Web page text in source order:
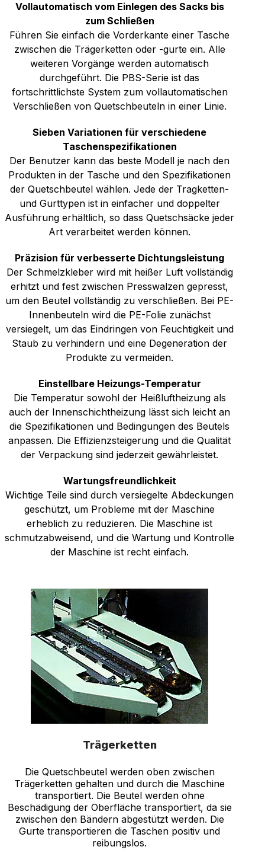
Vollautomatisch vom Einlegen des Sacks bis
zum Schließen
Führen Sie einfach die Vorderkante einer Tasche
zwischen die Trägerketten oder -gurte ein. Alle
weiteren Vorgänge werden automatisch
durchgeführt. Die PBS-Serie ist das
fortschrittlichste System zum vollautomatischen
Verschließen von Quetschbeuteln in einer Linie.
Sieben Variationen für verschiedene
Taschenspezifikationen
Der Benutzer kann das beste Modell je nach den
Produkten in der Tasche und den Spezifikationen
der Quetschbeutel wählen. Jede der Tragketten-
und Gurttypen ist in einfacher und doppelter
Ausführung erhältlich, so dass Quetschsäcke jeder
Art verarbeitet werden können.
Präzision für verbesserte Dichtungsleistung
Der Schmelzkleber wird mit heißer Luft vollständig
erhitzt und fest zwischen Presswalzen gepresst,
um den Beutel vollständig zu verschließen. Bei PE-
Innenbeuteln wird die PE-Folie zunächst
versiegelt, um das Eindringen von Feuchtigkeit und
Staub zu verhindern und eine Degeneration der
Produkte zu vermeiden.
Einstellbare Heizungs-Temperatur
Die Temperatur sowohl der Heißluftheizung als
auch der Innenschichtheizung lässt sich leicht an
die Spezifikationen und Bedingungen des Beutels
anpassen. Die Effizienzsteigerung und die Qualität
der Verpackung sind jederzeit gewährleistet.
Wartungsfreundlichkeit
Wichtige Teile sind durch versiegelte Abdeckungen
geschützt, um Probleme mit der Maschine
erheblich zu reduzieren. Die Maschine ist
schmutzabweisend, und die Wartung und Kontrolle
der Maschine ist recht einfach.
Trägerketten
Die Quetschbeutel werden oben zwischen
Trägerketten gehalten und durch die Maschine
transportiert. Die Beutel werden ohne
Beschädigung der Oberfläche transportiert, da sie
zwischen den Bändern abgestützt werden. Die
Gurte transportieren die Taschen positiv und
reibungslos.